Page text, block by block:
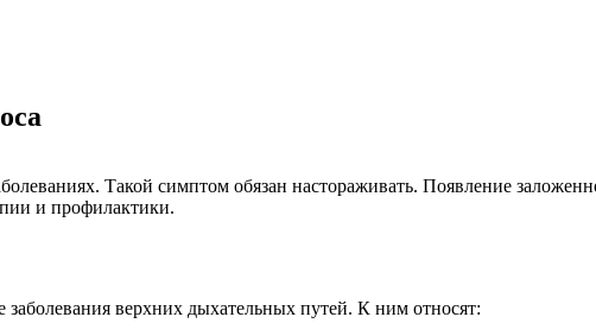
Такой симптом обязан настораживать. Появление
и профилактики.
верхних дыхательных путей. К ним относят: